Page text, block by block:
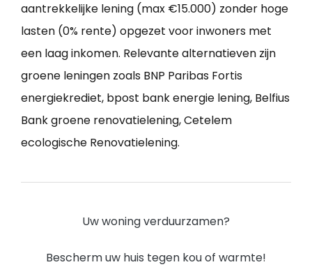
aantrekkelijke lening (max €15.000) zonder hoge
lasten (0% rente) opgezet voor inwoners met
een laag inkomen. Relevante alternatieven zijn
groene leningen zoals BNP Paribas Fortis
energiekrediet, bpost bank energie lening, Belfius
Bank groene renovatielening, Cetelem
ecologische Renovatielening.
Uw woning verduurzamen?
Bescherm uw huis tegen kou of warmte!